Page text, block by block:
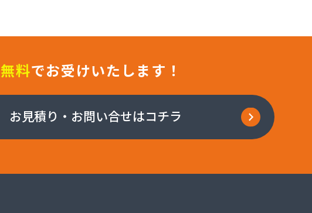
無料でお受けいたします！
お見積り・お問い合せはコチラ